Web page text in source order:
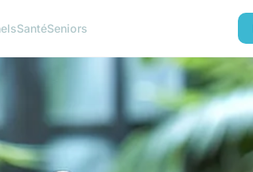
SantéSeniors